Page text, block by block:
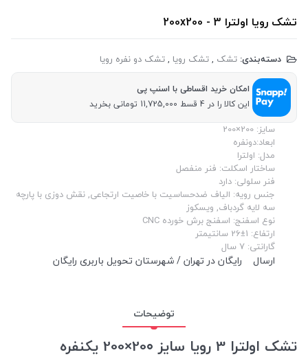
تشک رویا اولترا 3 - 200x200
دسته‌بندی: تشک ,تشک رویا ,تشک دو نفره رویا
امکان خرید اقساطی با اسنپ پی
این کالا را در 4 قسط 11,725,000 تومانی بخرید
سایز: 200×200
ابعاد:دونفره
مدل: اولترا
ساختار اسکلت: فنر منفصل
فنر سلولی: دارد
جنس رویه: الیاف ضدحساسیت با خاصیت ارتجاعی, نقش دوزی با پارچه
سه لایه گردباف, ویسکوز
نوع اسفنج: اسفنج برش خورده CNC
ارتفاع: 1±26 سانتیمتر
گارانتی: 7 سال
ارسال رایگان در تهران / شهرستان تحویل باربری رایگان
توضیحات
تشک اولترا 3 رویا سایز 20۰×200 یکنفره